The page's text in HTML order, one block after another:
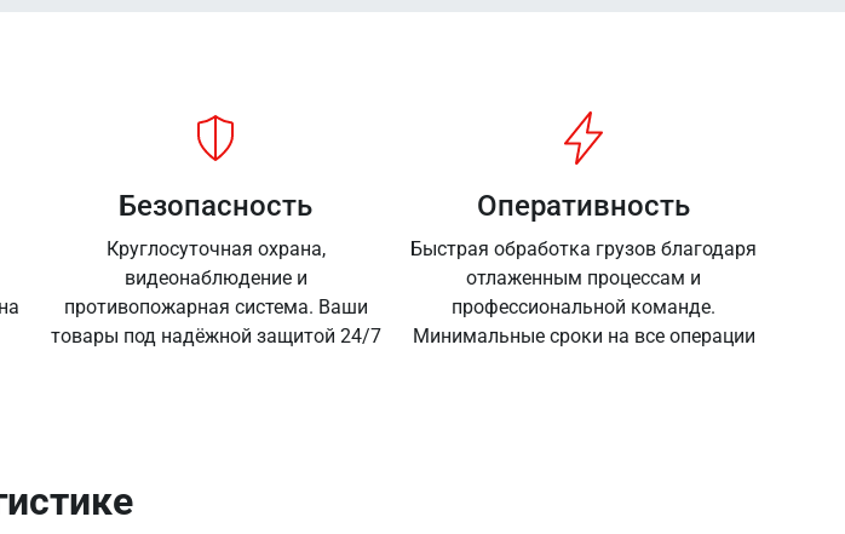
Безопасность
Круглосуточная охрана,
видеонаблюдение и
противопожарная система. Ваши
товары под надёжной защитой 24/7
Оперативность
Быстрая обработка грузов благодаря
отлаженным процессам и
профессиональной команде.
Минимальные сроки на все операции